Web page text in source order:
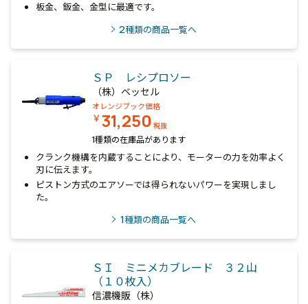
板金、鈑金、金型に最適です。
2種類の商品一覧へ
ＳＰ レシプロソー
（株）ベッセル
オレンジブック価格
￥31,250 税抜
1種類の在庫品があります
クランク機構を内蔵することにより、モーターの力を効率よく
刃に伝えます。
ピストン方式のエアソーでは得られないパワーを実現しまし
た。
1種類の商品一覧へ
ＳＩ ミニメカブレード ３２山
（１０枚入）
信濃機販（株）